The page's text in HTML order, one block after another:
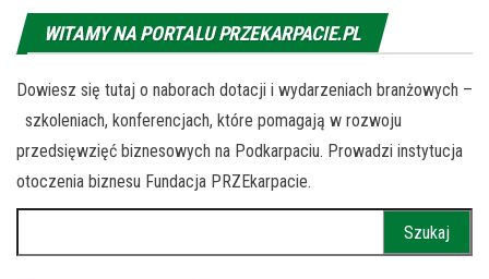
WITAMY NA PORTALU PRZEKARPACIE.PL
Dowiesz się tutaj o naborach dotacji i wydarzeniach branżowych –
szkoleniach, konferencjach, które pomagają w rozwoju
przedsięwzięć biznesowych na Podkarpaciu. Prowadzi instytucja
otoczenia biznesu Fundacja PRZEkarpacie.